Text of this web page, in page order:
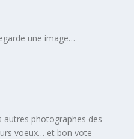
une image…
autres photographes des
voeux… et bon vote